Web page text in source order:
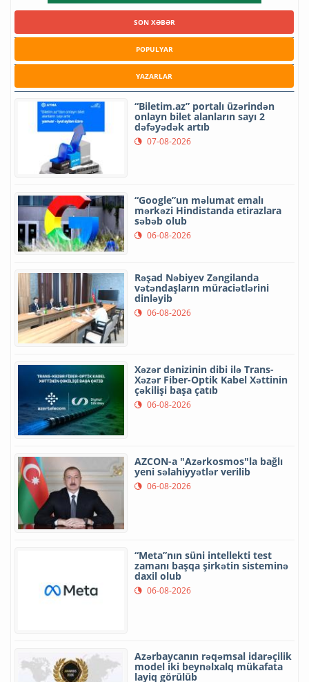
SON XƏBƏR
POPULYAR
YAZARLAR
“Biletim.az” portalı üzərindən
onlayn bilet alanların sayı 2
dəfəyədək artıb
07-08-2026
“Google”un məlumat emalı
mərkəzi Hindistanda etirazlara
səbəb olub
06-08-2026
Rəşad Nəbiyev Zəngilanda
vətəndaşların müraciətlərini
dinləyib
06-08-2026
Xəzər dənizinin dibi ilə Trans-
Xəzər Fiber-Optik Kabel Xəttinin
çəkilişi başa çatıb
06-08-2026
AZCON-a "Azərkosmos"la bağlı
yeni səlahiyyətlər verilib
06-08-2026
“Meta”nın süni intellekti test
zamanı başqa şirkətin sisteminə
daxil olub
06-08-2026
Azərbaycanın rəqəmsal idarəçilik
model iki beynəlxalq mükafata
layiq görülüb